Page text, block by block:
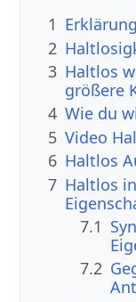
1
2
3 Haltlos
größere
4 Wie du
5 Video
6 Haltlos
7 Haltlos
7.1
7.2